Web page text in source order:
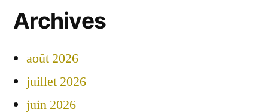
Archives
août 2026
juillet 2026
juin 2026